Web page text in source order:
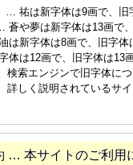
… 祐は新字体は9画で、旧
蒼や夢は新字体は13画で
は新字体は8画で、旧字体
体は12画で、旧字体は13
検索エンジンで旧字体に
詳しく説明されているサ
… 本サイトのご利用